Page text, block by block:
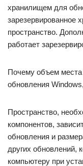
хранилищем для
зарезервированное
пространство.
работает
Почему объем
обновления
Пространство,
компонентов,
обновления и
других обновлений,
компьютеру при